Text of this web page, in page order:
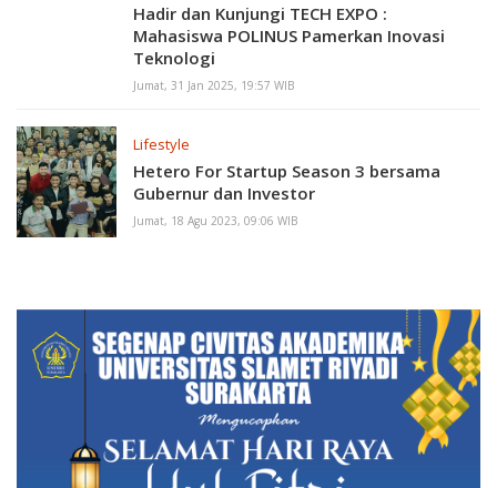
Hadir dan Kunjungi TECH EXPO :
Mahasiswa POLINUS Pamerkan Inovasi
Teknologi
Jumat, 31 Jan 2025, 19:57 WIB
Lifestyle
Hetero For Startup Season 3 bersama
Gubernur dan Investor
Jumat, 18 Agu 2023, 09:06 WIB